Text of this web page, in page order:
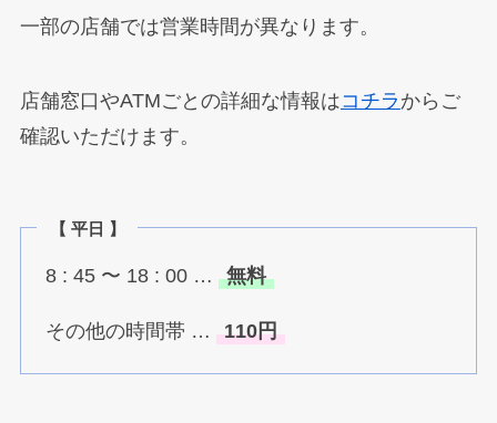
一部の店舗では営業時間が異なります。
店舗窓口やATMごとの詳細な情報はコチラ からご
確認いただけます。
【 平日 】
8 : 45 〜 18 : 00 …無料
その他の時間帯 … 110円